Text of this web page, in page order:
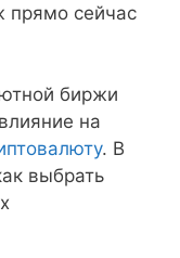
прямо сейчас
биржи
на
. В
выбрать